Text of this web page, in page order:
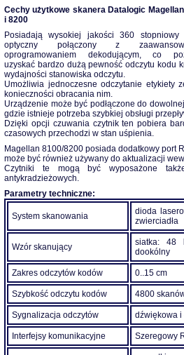
Cechy użytkowe skanera Datalogic
i 8200
Posiadają wysokiej jakości 360 stopniowy
optyczny połączony z
oprogramowaniem dekodującym, co
uzyskać bardzo dużą pewność odczytu kodu
wydajności stanowiska odczytu.
Umożliwia jednoczesne odczytanie
konieczności obracania nim.
Urządzenie może być podłączone do
gdzie istnieje potrzeba szybkiej obsługi
Dzięki opcji czuwania czytnik ten pobiera
czasowych przechodzi w stan uśpienia.
Magellan 8100/8200 posiada dodatkowy port
może być również używany do aktualizacji
Czytniki te mogą być wyposażone
antykradzieżowych.
Parametry techniczne:
System skanowania
dioda
zwierciadła
Wzór skanujący
siatka: 48
dookólny
Zakres odczytów kodów 0..15 cm
Szybkość odczytu kodów 4800
Sygnalizacja odczytów dźwiękowa i
Interfejsy komunikacyjne Szeregowy